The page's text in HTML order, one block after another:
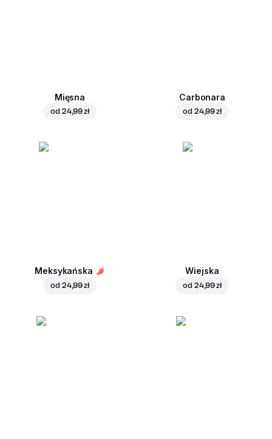
Mięsna
od 24,99 zł
Carbonara
od 24,99 zł
Meksykańska
od 24,99 zł
Wiejska
od 24,99 zł